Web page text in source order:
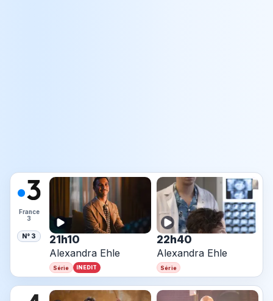
France
3
N° 3 21h10
Alexandra Ehle
Série INEDIT
22h40
Alexandra Ehle
Série